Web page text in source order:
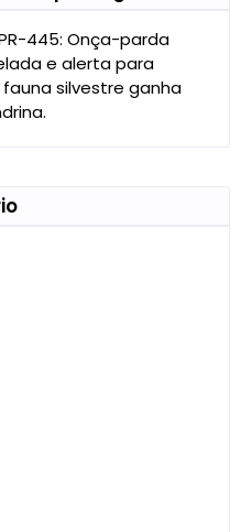
445: Onça-parda
e alerta para
silvestre ganha